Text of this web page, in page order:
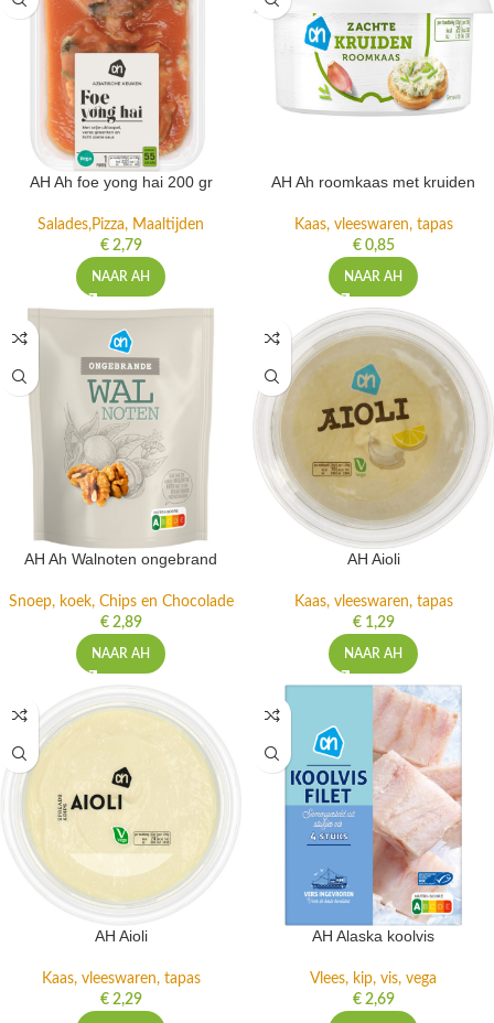
AH Ah foe yong hai 200 gr
Salades,Pizza, Maaltijden
€2,79
NAAR AH
AH Ah roomkaas met kruiden
Kaas, vleeswaren, tapas
€0,85
NAAR AH
AH Ah Walnoten ongebrand
Snoep, koek, Chips en Chocolade
€2,89
NAAR AH
AH Aioli
Kaas, vleeswaren, tapas
€1,29
NAAR AH
AH Aioli
Kaas, vleeswaren, tapas
€2,29
AH Alaska koolvis
Vlees, kip, vis, vega
€2,69